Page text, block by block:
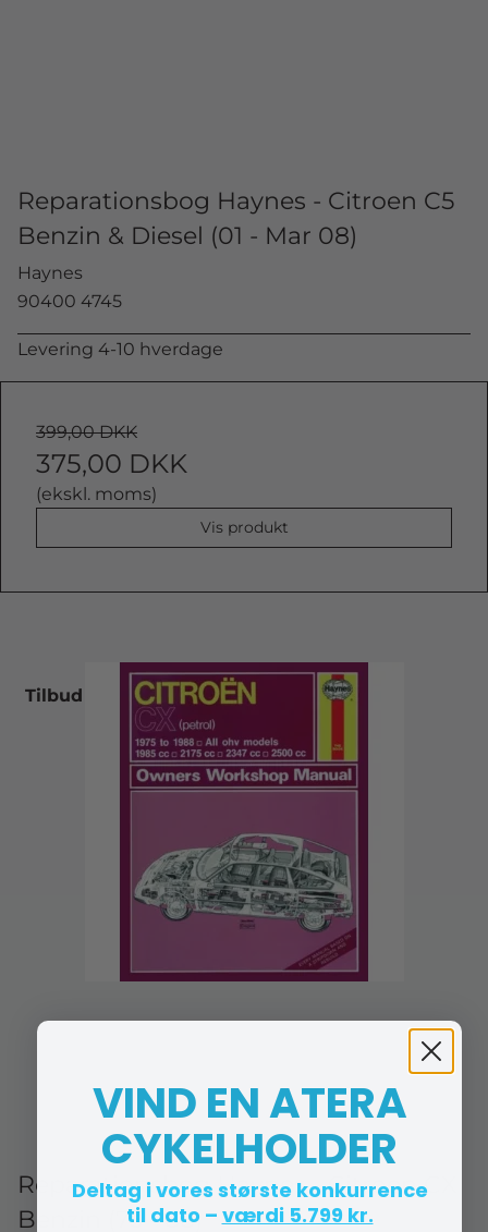
Reparationsbog Haynes - Citroen C5
Benzin & Diesel (01 - Mar 08)
Haynes
90400 4745
Levering 4-10 hverdage
399,00 DKK
375,00 DKK
(ekskl. moms)
Vis produkt
Tilbud
Reparationsbog Haynes - Citroen CX
Benzin (75 - 88)
VIND EN ATERA
CYKELHOLDER
Deltag i vores største konkurrence
til dato – værdi 5.799 kr.